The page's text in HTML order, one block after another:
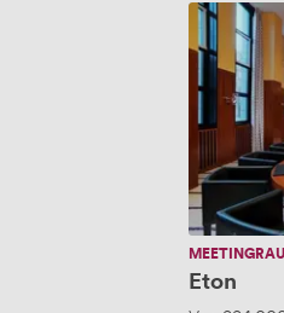
Eton
Eton